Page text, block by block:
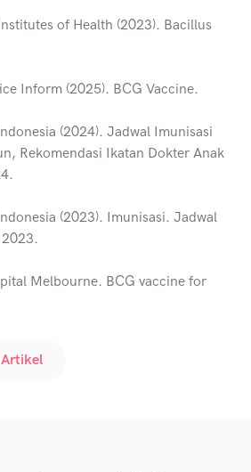
of Health (2023). Bacillus
Inform (2025). BCG Vaccine.
(2024). Jadwal Imunisasi
Rekomendasi Ikatan Dokter Anak
(2023). Imunisasi. Jadwal
Melbourne. BCG vaccine for